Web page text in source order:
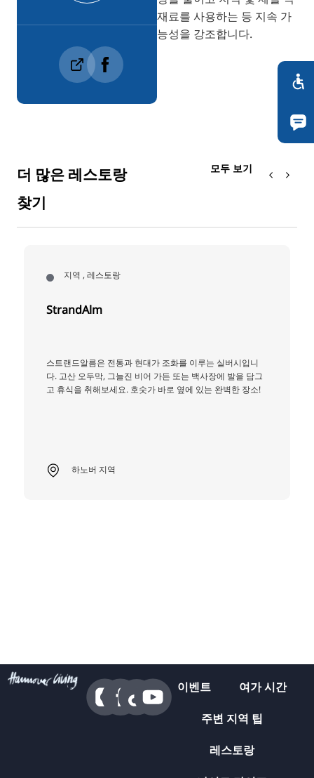
재료를 사용하는 등 지속 가
능성을 강조합니다.
더 많은 레스토랑
찾기
모두 보기
지역 , 레스토랑
StrandAlm
스트랜드알름은 전통과 현대가 조화를 이루는 실버시입니
다. 고산 오두막, 그늘진 비어 가든 또는 백사장에 발을 담그
고 휴식을 취해보세요. 호숫가 바로 옆에 있는 완벽한 장소!
하노버 지역
이벤트 여가 시간
주변 지역 팁
레스토랑